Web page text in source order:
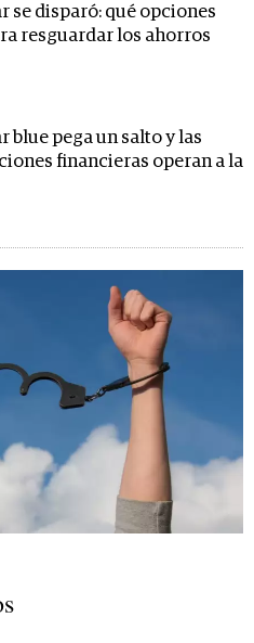
se disparó: qué opciones
resguardar los ahorros
blue pega un salto y las
financieras operan a la